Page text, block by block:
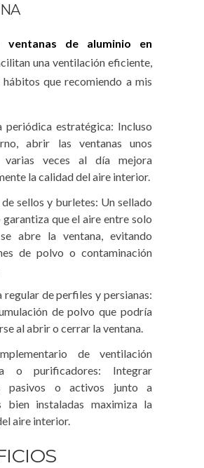
ventanas de aluminio en
una ventilación eficiente,
hábitos que recomiendo a mis
periódica estratégica: Incluso
abrir las ventanas unos
varias veces al día mejora
la calidad del aire interior.
de sellos y burletes: Un sellado
que el aire entre solo
abre la ventana, evitando
de polvo o contaminación
regular de perfiles y persianas:
de polvo que podría
al abrir o cerrar la ventana.
de ventilación
o purificadores: Integrar
pasivos o activos junto a
bien instaladas maximiza la
aire interior.